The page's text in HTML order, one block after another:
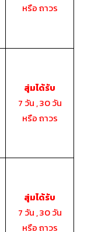
หรือ ถาวร
สุ่มได้รับ
7 วัน , 30 วัน
หรือ ถาวร
สุ่มได้รับ
7 วัน , 30 วัน
หรือ ถาวร